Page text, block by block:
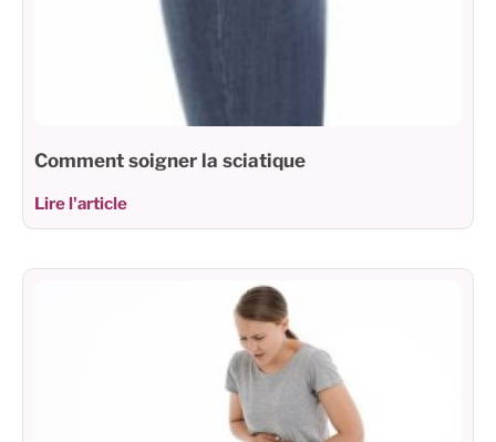
Comment soigner la sciatique
Lire l'article